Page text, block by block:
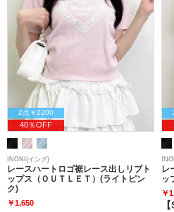
2点￥2200
40％OFF
INGNI(イング)
レースハートロゴ裾レース出しリブト
ップス（ＯＵＴＬＥＴ）(ライトピン
ク)
￥1,650
レ
ッ
￥